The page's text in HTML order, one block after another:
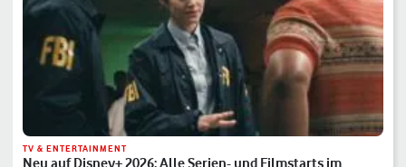
TV & ENTERTAINMENT
Neu auf Disney+ 2026: Alle Serien- und Filmstarts im